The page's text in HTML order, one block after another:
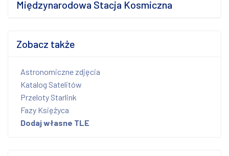
Międzynarodowa Stacja Kosmiczna
Zobacz także
Astronomiczne zdjęcia
Katalog Satelitów
Przeloty Starlink
Fazy Księżyca
Dodaj własne TLE